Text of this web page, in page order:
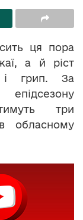
ця пора
а й ріст
і грип. За
три
обласному